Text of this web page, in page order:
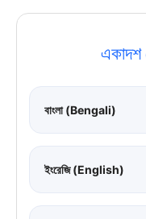
বাংলা (Bengali)
ইংরেজি (English)